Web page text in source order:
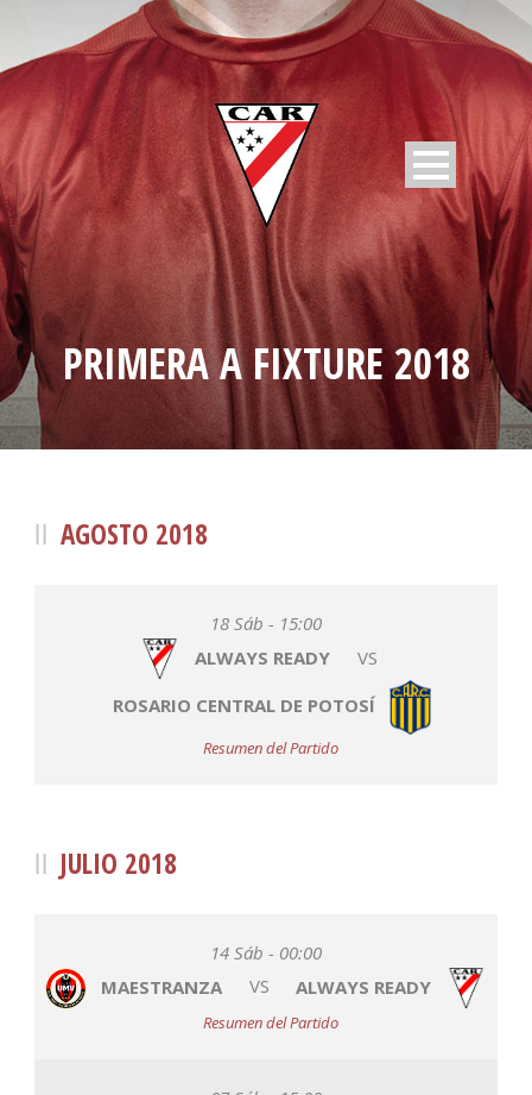
PRIMERA A FIXTURE 2018
AGOSTO 2018
18 Sáb - 15:00
ALWAYS READY
VS
ROSARIO CENTRAL DE POTOSÍ
Resumen del Partido
JULIO 2018
14 Sáb - 00:00
MAESTRANZA
VS ALWAYS READY
Resumen del Partido